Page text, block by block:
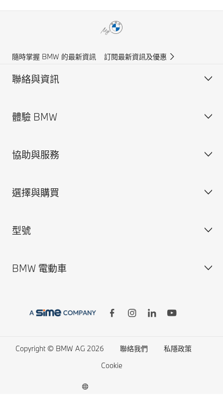
隨時掌握 BMW 的最新資訊 訂閱最新資訊及優惠
聯絡與資訊
客戶支援
銷售查詢
體驗 BMW
關於寶馬香港
BMW Group
協助與服務
維修預約
BMW ConnectedDrive
更新車主/車輛資料
選擇與購買
個人訂製
網上商店
型號
BMW X series
BMW 電動車
Copyright © BMW AG 2026 聯絡我們
私隱政策
Cookie